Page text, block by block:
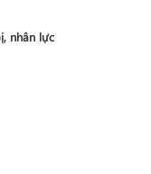
nhân lực